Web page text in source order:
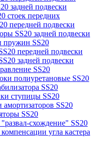
задней подвески
стоек передних
передней подвески
SS20 задней подвески
пружин SS20
передней подвески
задней подвески
SS20
полиуретановые SS20
SS20
ступицы SS20
SS20
SS20
схождение" SS20
угла кастера